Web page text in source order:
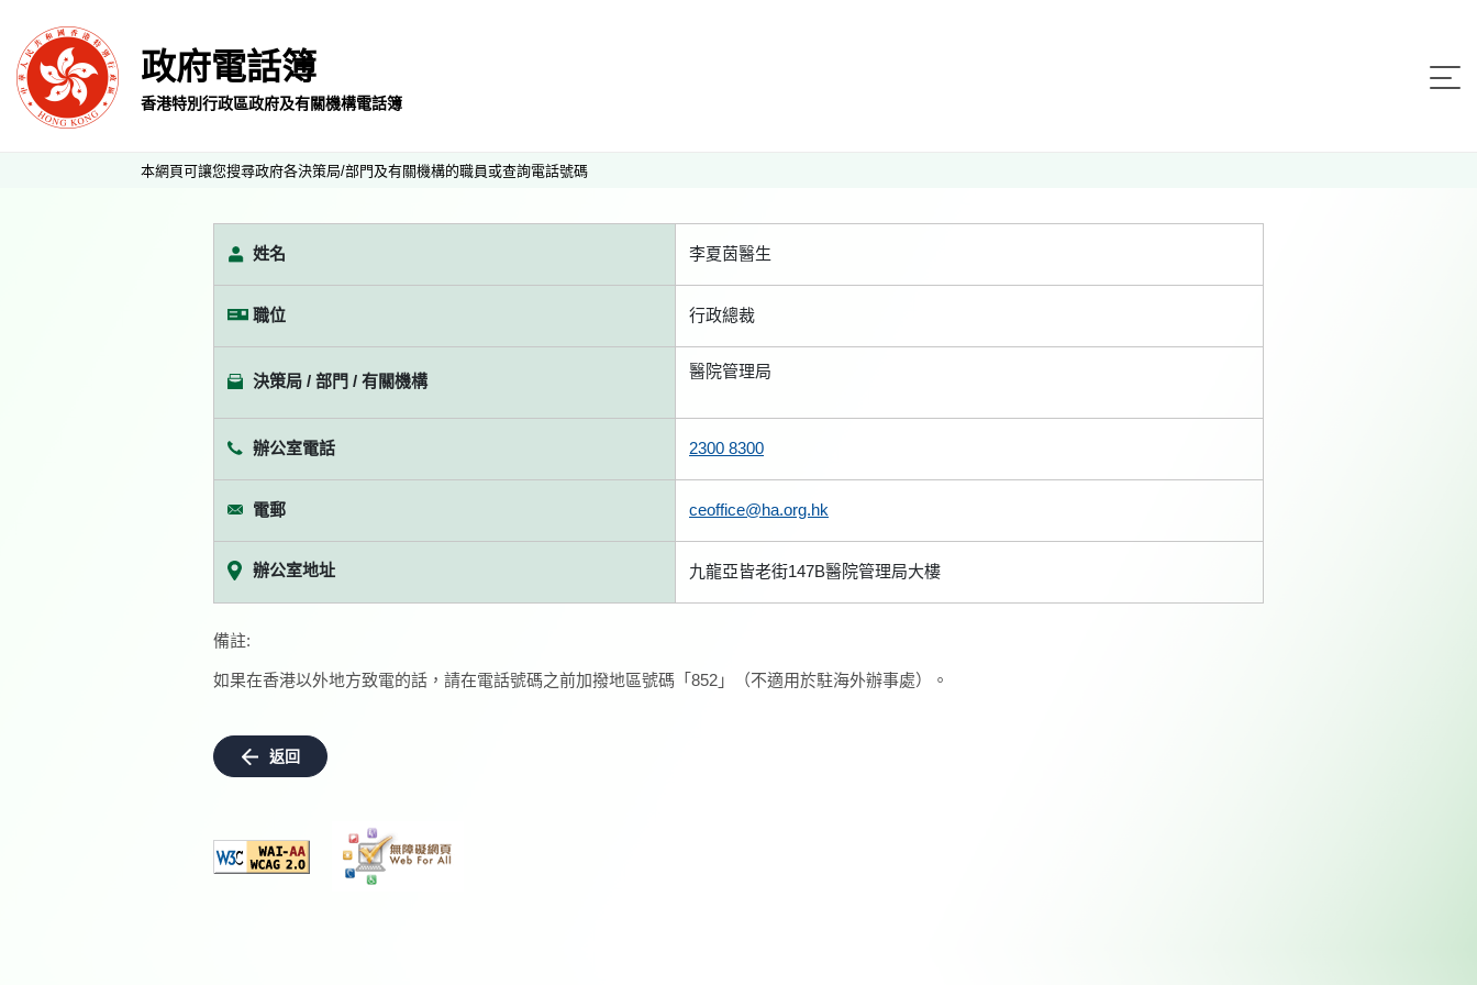
政府電話簿
香港特別行政區政府及有關機構電話簿
本網頁可讓您搜尋政府各決策局/部門及有關機構的職員或查詢電話號碼
姓名 李夏茵醫生
職位 行政總裁
決策局 / 部門 / 有關機構
醫院管理局
辦公室電話 2300 8300
電郵 ceoffice@ha.org.hk
辦公室地址 九龍亞皆老街147B醫院管理局大樓
備註:
如果在香港以外地方致電的話，請在電話號碼之前加撥地區號碼「852」（不適用於駐海外辦事處）。
返回